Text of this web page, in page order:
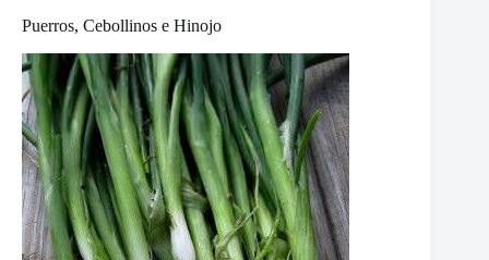
Puerros, Cebollinos e Hinojo